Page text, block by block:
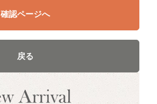
確認ページへ
戻る